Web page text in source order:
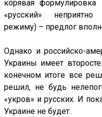
корявая формулировка
«русский»
режиму) – предлог
Однако и российско-
Украины имеет
конечном итоге все
решил, не будь
«укров» и русских. И
Украине не будет.